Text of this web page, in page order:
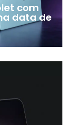
com
data de